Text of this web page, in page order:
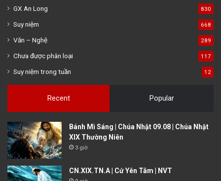
GX An Long 830
Suy niệm 668
Văn – Nghệ 289
Chưa được phân loại 117
Suy niệm trong tuần 12
Recent Popular
Bánh Mì Sáng | Chúa Nhật 09.08 | Chúa Nhật
XIX Thường Niên
3 giờ
CN.XIX.TN.A | Cứ Yên Tâm | NVT